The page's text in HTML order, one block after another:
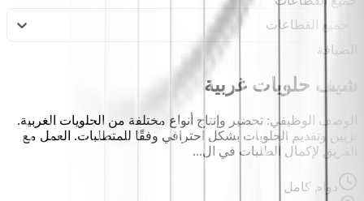
جميع القطاعات
الضيافة
شيف حلويات غربية
الوصف الوظيفي: تحضير وإنتاج أنواع مختلفة من الحلويات الغربية.
تزيين وتقديم الحلويات بشكل احترافي وفقًا للمتطلبات. العمل مع
الفريق لإكمال الطلبات في ال...
دوام كامل